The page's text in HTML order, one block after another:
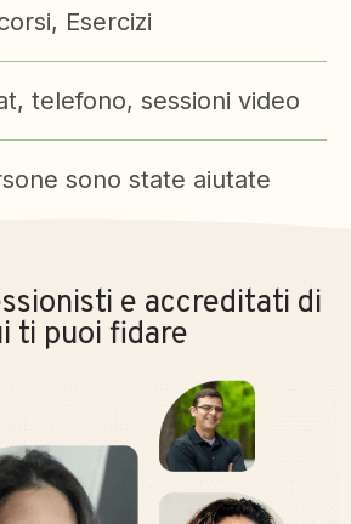
Esercizi
telefono, sessioni video
sono state aiutate
e accreditati di
ti puoi fidare